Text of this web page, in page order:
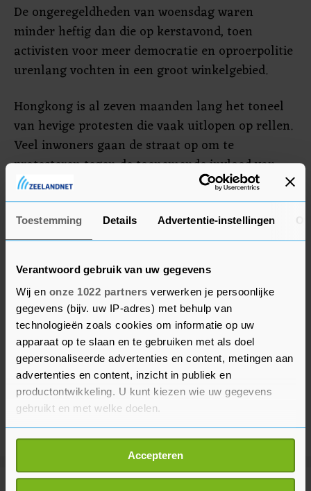
Toestemming Details Advertentie-instellingen
Verantwoord gebruik van uw gegevens
Wij en onze 1022 partners verwerken je persoonlijke
gegevens (bijv. uw IP-adres) met behulp van
technologieën zoals cookies om informatie op uw
apparaat op te slaan en te gebruiken met als doel
gepersonaliseerde advertenties en content, metingen aan
advertenties en content, inzicht in publiek en
productontwikkeling. U kunt kiezen wie uw gegevens
gebruikt en met welke doelen.
Als u het toestaat, willen we ook graag:
Informatie verzamelen over uw geografische
locatie, die tot een paar meter nauwkeurig kan zijn
Accepteren
De ongeregeldheden van woensdag waren
minder heftig dan die op kerstavond, toen
activisten voor meer democratie en oproerpolitie
urenlang vochten in een groot winkelgebied.
Hongkong is al zeven maanden lang het toneel
van hevige protesten die vaak uitlopen op rellen.
Veel inwoners gaan de straat op om te
protesteren tegen de toenemende invloed van
China in de stadstaat.